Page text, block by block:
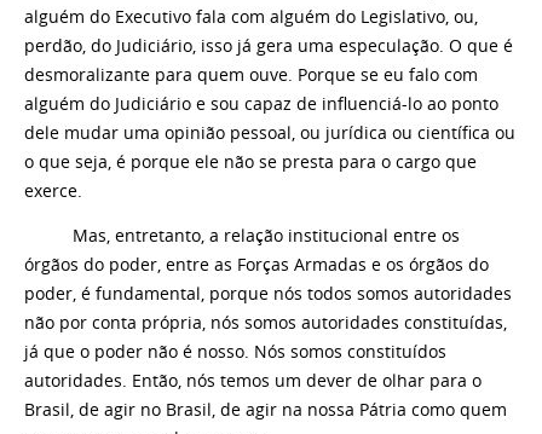
alguém do Executivo fala com alguém do Legislativo, ou,
perdão, do Judiciário, isso já gera uma especulação. O que é
desmoralizante para quem ouve. Porque se eu falo com
alguém do Judiciário e sou capaz de influenciá-lo ao ponto
dele mudar uma opinião pessoal, ou jurídica ou científica ou
o que seja, é porque ele não se presta para o cargo que
exerce.
Mas, entretanto, a relação institucional entre os
órgãos do poder, entre as Forças Armadas e os órgãos do
poder, é fundamental, porque nós todos somos autoridades
não por conta própria, nós somos autoridades constituídas,
já que o poder não é nosso. Nós somos constituídos
autoridades. Então, nós temos um dever de olhar para o
Brasil, de agir no Brasil, de agir na nossa Pátria como quem